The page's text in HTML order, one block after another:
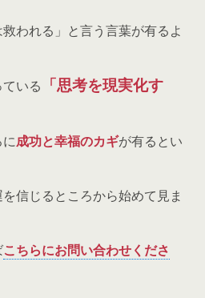
われる」と言う言葉が有るよ
いる 「思考を現実化す
成功と幸福のカギが有るとい
信じるところから始めて見ま
こちらにお問い合わせくださ